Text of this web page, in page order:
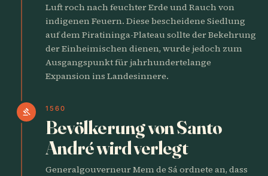
Luft roch nach feuchter Erde und Rauch von
indigenen Feuern. Diese bescheidene Siedlung
auf dem Piratininga-Plateau sollte der Bekehrung
der Einheimischen dienen, wurde jedoch zum
Ausgangspunkt für jahrhundertelange
Expansion ins Landesinnere.
gavel 1560
Bevölkerung von Santo
André wird verlegt
Generalgouverneur Mem de Sá ordnete an, dass